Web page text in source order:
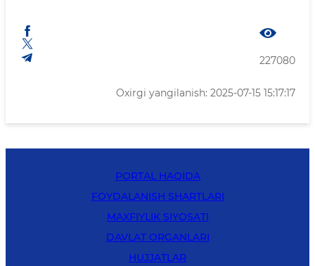
227080
Oxirgi yangilanish: 2025-07-15 15:17:17
PORTAL HAQIDA
FOYDALANISH SHARTLARI
MAXFIYLIK SIYOSATI
DAVLAT ORGANLARI
HUJJATLAR